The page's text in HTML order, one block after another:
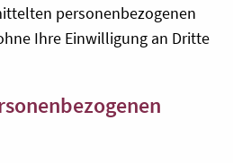
personenbezogenen
Ihre Einwilligung an Dritte